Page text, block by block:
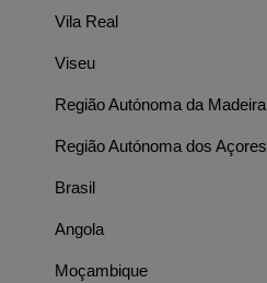
Vila Real
Viseu
Região Autónoma da Madeira
Região Autónoma dos Açores
Brasil
Angola
Moçambique